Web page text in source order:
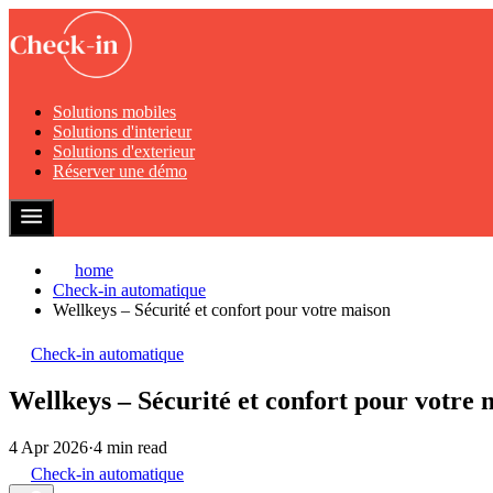
Solutions mobiles
Solutions d'interieur
Solutions d'exterieur
Réserver une démo
home
Check-in automatique
Wellkeys – Sécurité et confort pour votre maison
Check-in automatique
Wellkeys – Sécurité et confort pour votre
4 Apr 2026·4 min read
Check-in automatique